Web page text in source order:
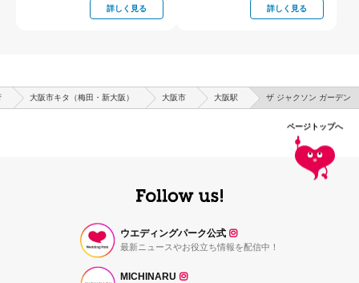
詳しく見る 詳しく見る
大阪市キタ（梅田・新大阪） 大阪市 大阪駅 ザ ジャクソン ガーデン
ページトップへ
ウエディングパーク公式
最新ニュースやお役立ち情報を配信中！
MICHINARU